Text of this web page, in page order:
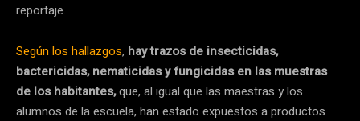
reportaje.
Según los hallazgos, hay trazos de insecticidas,
bactericidas, nematicidas y fungicidas en las muestras
de los habitantes,que, al igual que las maestras y los
alumnos de la escuela, han estado expuestos a productos